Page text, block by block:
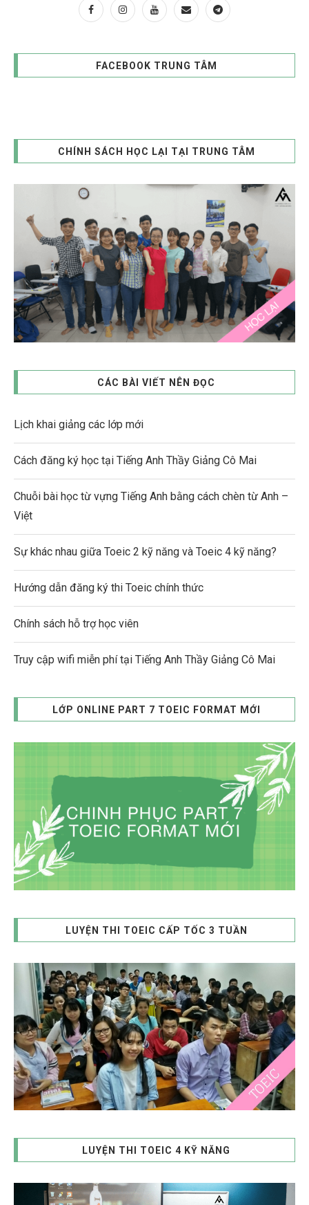
FACEBOOK TRUNG TÂM
CHÍNH SÁCH HỌC LẠI TẠI TRUNG TÂM
CÁC BÀI VIẾT NÊN ĐỌC
Lịch khai giảng các lớp mới
Cách đăng ký học tại Tiếng Anh Thầy Giảng Cô Mai
Chuỗi bài học từ vựng Tiếng Anh bằng cách chèn từ Anh –
Việt
Sự khác nhau giữa Toeic 2 kỹ năng và Toeic 4 kỹ năng?
Hướng dẫn đăng ký thi Toeic chính thức
Chính sách hỗ trợ học viên
Truy cập wifi miễn phí tại Tiếng Anh Thầy Giảng Cô Mai
LỚP ONLINE PART 7 TOEIC FORMAT MỚI
LUYỆN THI TOEIC CẤP TỐC 3 TUẦN
LUYỆN THI TOEIC 4 KỸ NĂNG